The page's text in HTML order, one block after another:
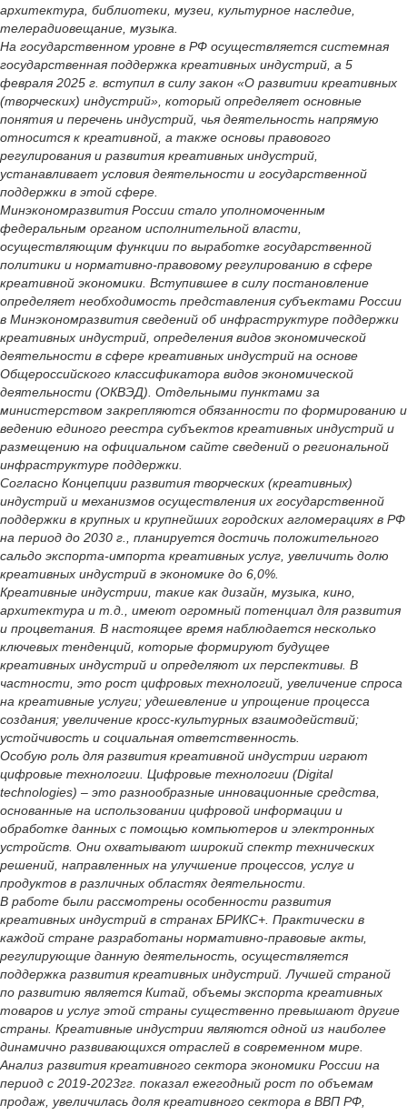
архитектура, библиотеки, музеи, культурное наследие,
телерадиовещание, музыка.
На государственном уровне в РФ осуществляется системная
государственная поддержка креативных индустрий, а 5
февраля 2025 г. вступил в силу закон «О развитии креативных
(творческих) индустрий», который определяет основные
понятия и перечень индустрий, чья деятельность напрямую
относится к креативной, а также основы правового
регулирования и развития креативных индустрий,
устанавливает условия деятельности и государственной
поддержки в этой сфере.
Минэкономразвития России стало уполномоченным
федеральным органом исполнительной власти,
осуществляющим функции по выработке государственной
политики и нормативно-правовому регулированию в сфере
креативной экономики. Вступившее в силу постановление
определяет необходимость представления субъектами России
в Минэкономразвития сведений об инфраструктуре поддержки
креативных индустрий, определения видов экономической
деятельности в сфере креативных индустрий на основе
Общероссийского классификатора видов экономической
деятельности (ОКВЭД). Отдельными пунктами за
министерством закрепляются обязанности по формированию и
ведению единого реестра субъектов креативных индустрий и
размещению на официальном сайте сведений о региональной
инфраструктуре поддержки.
Согласно Концепции развития творческих (креативных)
индустрий и механизмов осуществления их государственной
поддержки в крупных и крупнейших городских агломерациях в РФ
на период до 2030 г., планируется достичь положительного
сальдо экспорта-импорта креативных услуг, увеличить долю
креативных индустрий в экономике до 6,0%.
Креативные индустрии, такие как дизайн, музыка, кино,
архитектура и т.д., имеют огромный потенциал для развития
и процветания. В настоящее время наблюдается несколько
ключевых тенденций, которые формируют будущее
креативных индустрий и определяют их перспективы. В
частности, это рост цифровых технологий, увеличение спроса
на креативные услуги; удешевление и упрощение процесса
создания; увеличение кросс-культурных взаимодействий;
устойчивость и социальная ответственность.
Особую роль для развития креативной индустрии играют
цифровые технологии. Цифровые технологии (Digital
technologies) – это разнообразные инновационные средства,
основанные на использовании цифровой информации и
обработке данных с помощью компьютеров и электронных
устройств. Они охватывают широкий спектр технических
решений, направленных на улучшение процессов, услуг и
продуктов в различных областях деятельности.
В работе были рассмотрены особенности развития
креативных индустрий в странах БРИКС+. Практически в
каждой стране разработаны нормативно-правовые акты,
регулирующие данную деятельность, осуществляется
поддержка развития креативных индустрий. Лучшей страной
по развитию является Китай, объемы экспорта креативных
товаров и услуг этой страны существенно превышают другие
страны. Креативные индустрии являются одной из наиболее
динамично развивающихся отраслей в современном мире.
Анализ развития креативного сектора экономики России на
период с 2019-2023гг. показал ежегодный рост по объемам
продаж, увеличилась доля креативного сектора в ВВП РФ,